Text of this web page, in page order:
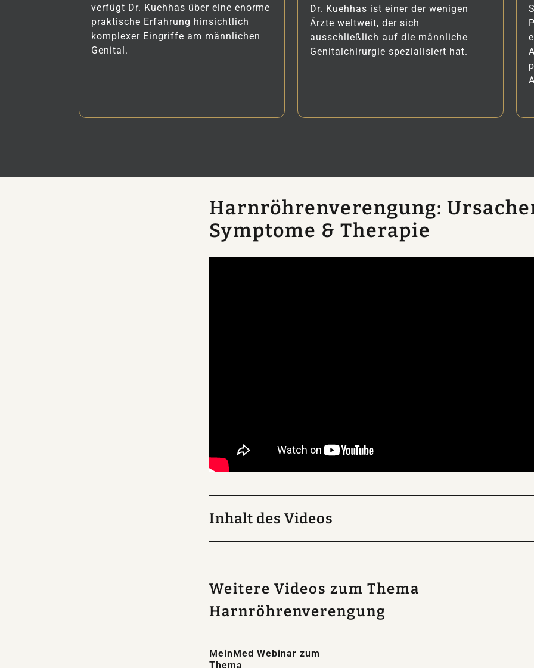
verfügt Dr. Kuehhas über eine enorme
praktische Erfahrung hinsichtlich
komplexer Eingriffe am männlichen
Genital.
Dr. Kuehhas ist einer der wenigen
Ärzte weltweit, der sich
ausschließlich auf die männliche
Genitalchirurgie spezialisiert hat.
Harnröhrenverengung:
Symptome & Therapie
Inhalt des Videos
Behandlungsmöglichkeiten.
Weitere Videos zum Thema
Harnröhrenverengung
MeinMed Webinar zum
Thema